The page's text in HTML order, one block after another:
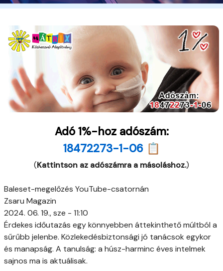
Adó 1%-hoz adószám:
18472273-1-06 📋
(Kattintson az adószámra a másoláshoz.)
Baleset-megelőzés YouTube-csatornán
Zsaru Magazin
2024. 06. 19., sze - 11:10
Érdekes időutazás egy könnyebben áttekinthető múltból a
sűrűbb jelenbe. Közlekedésbiztonsági jó tanácsok egykor
és manapság. A tanulság: a húsz-harminc éves intelmek
sajnos ma is aktuálisak.